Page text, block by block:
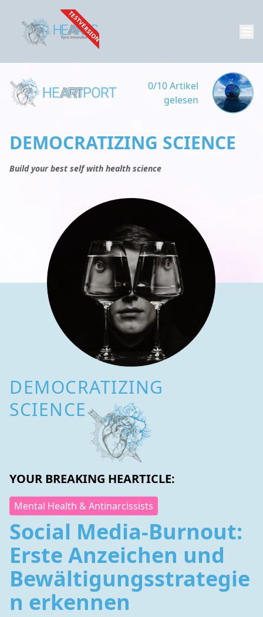
TESTVERSION
0/10 Artikel
gelesen
DEMOCRATIZING SCIENCE
Build your best self with health science
DEMOCRATIZING
SCIENCE
YOUR BREAKING HEARTICLE:
Mental Health & Antinarcissists
Social Media-Burnout:
Erste Anzeichen und
Bewältigungsstrategie
n erkennen